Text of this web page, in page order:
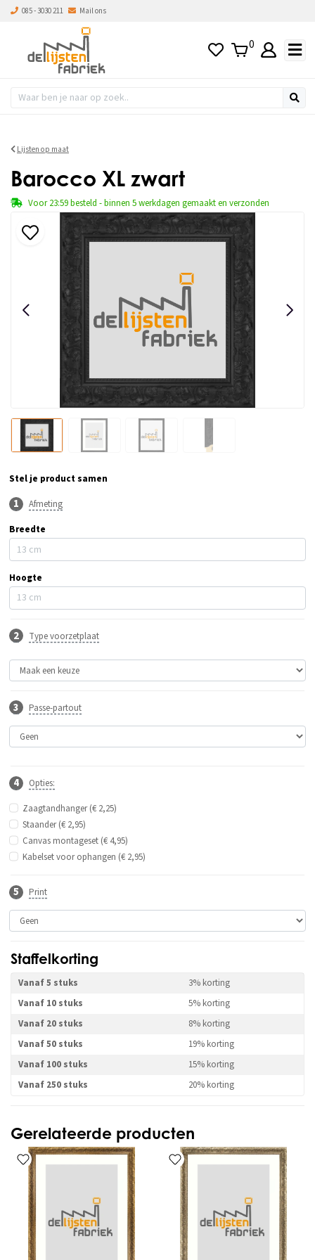
085 - 3030 211 Mail ons
0
Lijsten op maat
Barocco XL zwart
Stel je product samen
Afmeting
Breedte
Hoogte
Type voorzetplaat
Passe-partout
Opties:
Zaagtandhanger (€ 2,25)
Staander (€ 2,95)
Canvas montageset (€ 4,95)
Kabelset voor ophangen (€ 2,95)
Print
Staffelkorting
Vanaf 5 stuks
3% korting
Vanaf 10 stuks
5% korting
Vanaf 20 stuks
8% korting
Vanaf 50 stuks
19% korting
Vanaf 100 stuks
15% korting
Vanaf 250 stuks
20% korting
Voor 23:59 besteld - binnen 5 werkdagen gemaakt en verzonden
Gerelateerde producten